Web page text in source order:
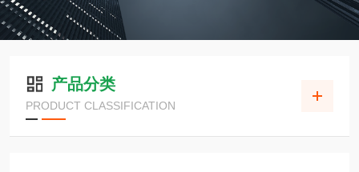
产品分类
PRODUCT CLASSIFICATION